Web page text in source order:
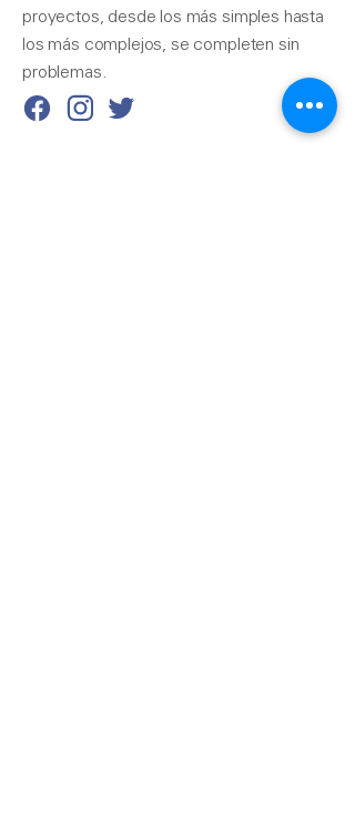
proyectos, desde los más simples hasta
los más complejos, se completen sin
problemas.